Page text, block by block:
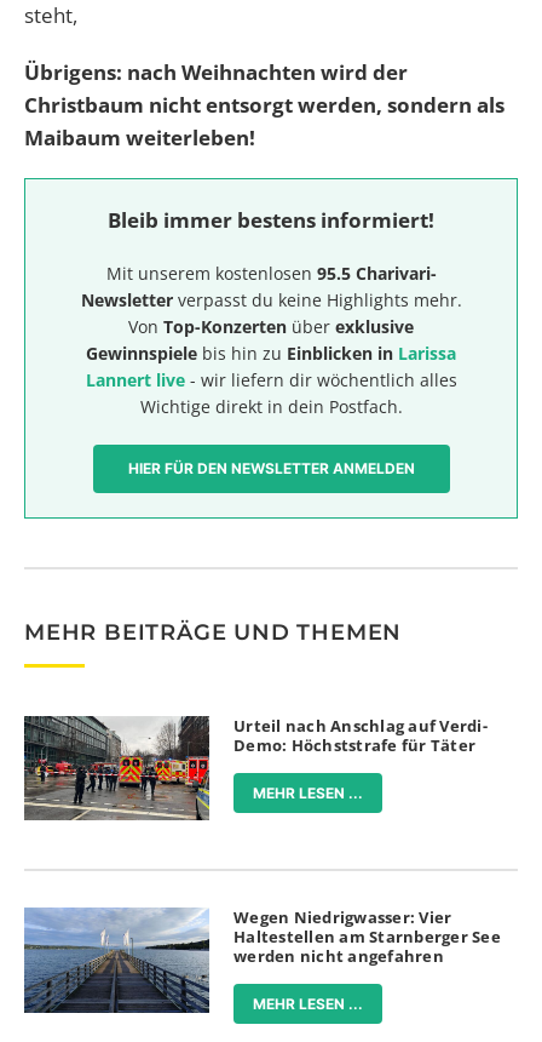
steht,
Übrigens: nach Weihnachten wird der
Christbaum nicht entsorgt werden, sondern als
Maibaum weiterleben!
Bleib immer bestens informiert!
Mit unserem kostenlosen 95.5 Charivari-
Newsletterverpasst du keine Highlights mehr.
Von Top-Konzerten über exklusive
Gewinnspiele bis hin zu Einblicken in Larissa
Lannert live- wir liefern dir wöchentlich alles
Wichtige direkt in dein Postfach.
HIER FÜR DEN NEWSLETTER ANMELDEN
MEHR BEITRÄGE UND THEMEN
Urteil nach Anschlag auf Verdi-
Demo: Höchststrafe für Täter
MEHR LESEN ...
Wegen Niedrigwasser: Vier
Haltestellen am Starnberger See
werden nicht angefahren
MEHR LESEN ...